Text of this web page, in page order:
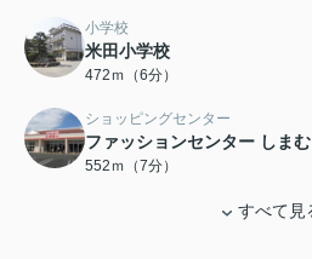
小学校
米田小学校
472ｍ（6分）
ショッピングセンター
ファッションセンター しま
552ｍ（7分）
すべて見